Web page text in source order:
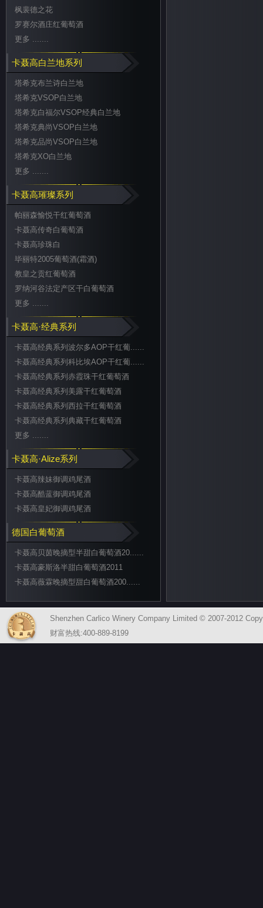
枫裴德之花
罗赛尔酒庄红葡萄酒
更多 .......
卡聂高白兰地系列
塔希克布兰诗白兰地
塔希克VSOP白兰地
塔希克白福尔VSOP经典白兰地
塔希克典尚VSOP白兰地
塔希克品尚VSOP白兰地
塔希克XO白兰地
更多 .......
卡聂高璀璨系列
帕丽森愉悦干红葡萄酒
卡聂高传奇白葡萄酒
卡聂高珍珠白
毕丽特2005葡萄酒(霜酒)
教皇之贡红葡萄酒
罗纳河谷法定产区干白葡萄酒
更多 .......
卡聂高·经典系列
卡聂高经典系列波尔多AOP干红葡......
卡聂高经典系列科比埃AOP干红葡......
卡聂高经典系列赤霞珠干红葡萄酒
卡聂高经典系列美露干红葡萄酒
卡聂高经典系列西拉干红葡萄酒
卡聂高经典系列典藏干红葡萄酒
更多 .......
卡聂高·Alize系列
卡聂高辣妹御调鸡尾酒
卡聂高酷蓝御调鸡尾酒
卡聂高皇妃御调鸡尾酒
德国白葡萄酒
卡聂高贝茵晚摘型半甜白葡萄酒20......
卡聂高豪斯洛半甜白葡萄酒2011
卡聂高薇霖晚摘型甜白葡萄酒200......
Shenzhen Carlico Winery Company Limited © 2007-2012
财富热线:400-889-8199